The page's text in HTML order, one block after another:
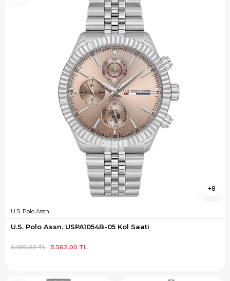
8
U.S. Polo Assn.
U.S. Polo Assn. USPA1054B-05 Kol Saati
5.562,00 TL
6.180,00 TL